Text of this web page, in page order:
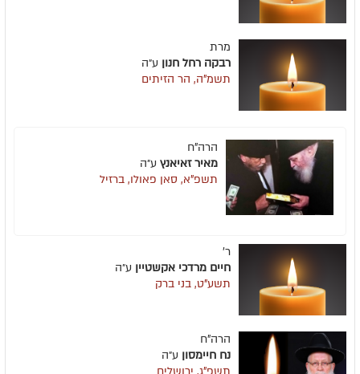
מרת
רבקה רחל חנון ע״ה
תשמ"ה, הר הזיתים
הרה"ח
מאיר זאיאנץ ע״ה
תשפ"א, סאן פאולו, ברזיל
ר'
חיים מרדכי אקשטיין ע״ה
תשע"ט, בני ברק
הרה"ח
נח חיימסון ע״ה